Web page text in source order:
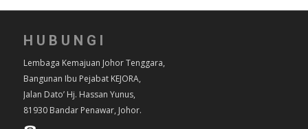
HUBUNGI
Lembaga Kemajuan Johor Tenggara,
Bangunan Ibu Pejabat KEJORA,
Jalan Dato’ Hj. Hassan Yunus,
81930 Bandar Penawar, Johor.